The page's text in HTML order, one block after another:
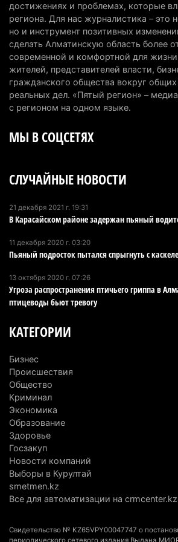
топлива для самолетов:
запустят в Алатау
5 августа 2026 г. 12:32
Туриста с тяжелыми травмами
горах Алматинской области
5 августа 2026 г. 11:23
Алматинской области, судят
катеров для Formula-1 H2O и
пилотов
В Alatau City Authority назначили
директора по коммуникациям
4 августа 2026 г. 20:22
университеты в центры
4 августа 2026 г. 15:11
В Алматинской области назначили
председателя административного
4 августа 2026 г. 14:29
В Алматинской области второй
потушить пожар в Аксайском
4 августа 2026 г. 13:02
В Алматы приостановили
4 августа 2026 г. 12:06
достижениях и проблемах, которые
региона. Для нас журналистика – это
но и инструмент позитивных
сделать Алматинскую область более
современной и комфортной для
жителей, представителей власти,
гражданского общества вокруг
реальных дел. «Пятый регион» –
с регионом на одном языке.
МЫ В СОЦСЕТЯХ
СЛУЧАЙНЫЕ НОВОСТИ
21 декабря 2021 г. 19:31
В Карасайском районе задержан пьяный
11 декабря 2020 г. 03:20
Пьяный подросток пытался спрыгнуть с
13 октября 2020 г. 07:26
Угроза распространения птичьего гриппа в
птицеводы бьют тревогу
КАТЕГОРИИ
Бизнес
Происшествия
Общество
Криминал
Экономика
Образование
Здоровье
Госзакуп
Новости компаний
Выборы в Курултай
smetmen.kz
Все для автоматизации на crmcenter.kz
Свидетельство № KZ65VPY00047747 о
периодического сетевого издания Выдана